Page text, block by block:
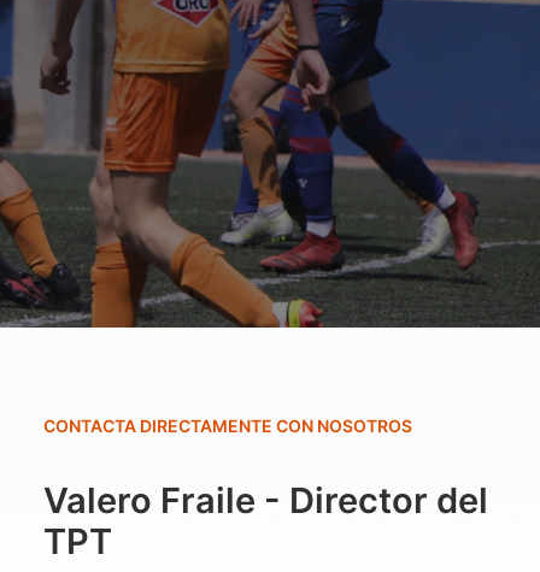
CONTACTA DIRECTAMENTE CON NOSOTROS
Valero Fraile - Director del
TPT